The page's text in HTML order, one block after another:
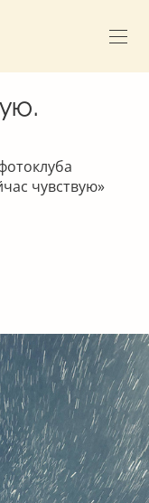
чувствую»